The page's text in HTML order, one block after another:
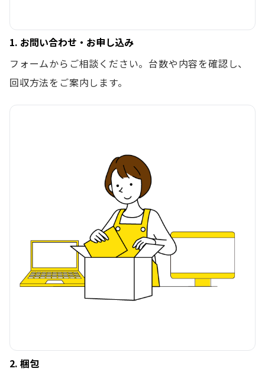
1. お問い合わせ・お申し込み
フォームからご相談ください。台数や内容を確認し、
回収方法をご案内します。
2. 梱包